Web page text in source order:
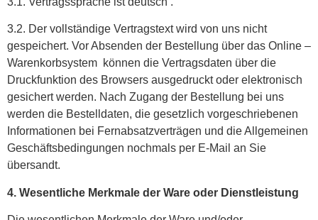
3.2. Der vollständige Vertragstext wird von uns nicht
gespeichert. Vor Absenden der Bestellung über das Online –
Warenkorbsystem können die Vertragsdaten über die
Druckfunktion des Browsers ausgedruckt oder elektronisch
gesichert werden. Nach Zugang der Bestellung bei uns
werden die Bestelldaten, die gesetzlich vorgeschriebenen
Informationen bei Fernabsatzverträgen und die Allgemeinen
Geschäftsbedingungen nochmals per E-Mail an Sie
übersandt.
4. Wesentliche Merkmale der Ware oder Dienstleistung